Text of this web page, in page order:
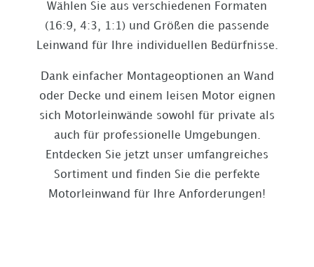
Wählen Sie aus verschiedenen Formaten
(16:9, 4:3, 1:1) und Größen die passende
Leinwand für Ihre individuellen Bedürfnisse.
Dank einfacher Montageoptionen an Wand
oder Decke und einem leisen Motor eignen
sich Motorleinwände sowohl für private als
auch für professionelle Umgebungen.
Entdecken Sie jetzt unser umfangreiches
Sortiment und finden Sie die perfekte
Motorleinwand für Ihre Anforderungen!